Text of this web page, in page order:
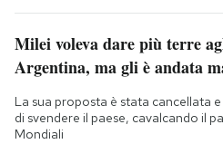
Milei voleva dare più terre
Argentina, ma gli è andata
La sua proposta è stata cancellata
di svendere il paese, cavalcando il
Mondiali